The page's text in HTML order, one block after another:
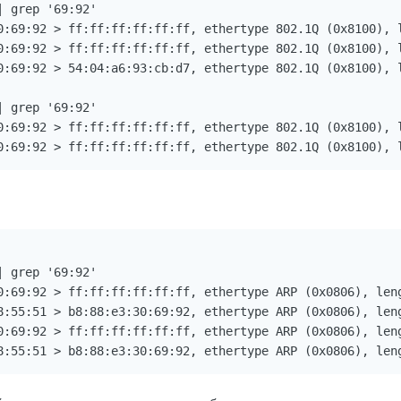
grep '69:92'
> ff:ff:ff:ff:ff:ff, ethertype 802.1Q (0x8100),
> ff:ff:ff:ff:ff:ff, ethertype 802.1Q (0x8100),
> 54:04:a6:93:cb:d7, ethertype 802.1Q
grep '69:92'
> ff:ff:ff:ff:ff:ff, ethertype 802.1Q (0x8100),
> ff:ff:ff:ff:ff:ff, ethertype 802.1Q (0x8100), length
grep '69:92'
> ff:ff:ff:ff:ff:ff, ethertype ARP (0x0806),
> b8:88:e3:30:69:92, ethertype ARP (0x0806),
> ff:ff:ff:ff:ff:ff, ethertype ARP (0x0806),
> b8:88:e3:30:69:92, ethertype ARP (0x0806),